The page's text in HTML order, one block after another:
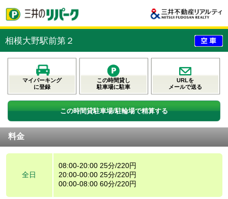
相模大野駅前第２
マイパーキング
に登録
この時間貸し
駐車場に駐車
URLを
メールで送る
この時間貸駐車場/駐輪場で精算する
料金
全日
08:00-20:00 25分/220円
20:00-00:00 25分/220円
00:00-08:00 60分/220円